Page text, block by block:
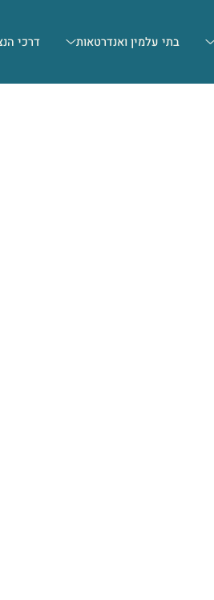
בתי עלמין ואנדרטאות דרכי